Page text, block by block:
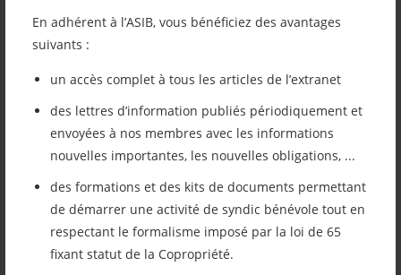
En adhérent à l’ASIB, vous bénéficiez des avantages
suivants :
un accès complet à tous les articles de l’extranet
des lettres d’information publiés périodiquement et
envoyées à nos membres avec les informations
nouvelles importantes, les nouvelles obligations, ...
des formations et des kits de documents permettant
de démarrer une activité de syndic bénévole tout en
respectant le formalisme imposé par la loi de 65
fixant statut de la Copropriété.
Actualités
Retour à la liste des articles
Imprimer cet article
Mettre cet article dans mes favoris
Chères adhérentes, chers adhérents,